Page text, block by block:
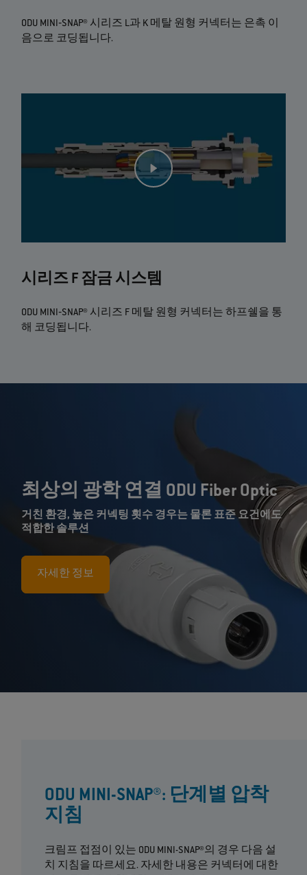
ODU MINI‐SNAP® 시리즈 L과 K 메탈 원형 커넥터는 은촉 이
음으로 코딩됩니다.
시리즈 F 잠금 시스템
ODU MINI‐SNAP® 시리즈 F 메탈 원형 커넥터는 하프쉘을 통
해 코딩됩니다.
최상의 광학 연결 ODU Fiber Optic
거친 환경, 높은 커넥팅 횟수 경우는 물론 표준 요건에도
적합한 솔루션
자세한 정보
ODU MINI-SNAP®: 단계별 압착
지침
크림프 접점이 있는 ODU MINI-SNAP®의 경우 다음 설
치 지침을 따르세요. 자세한 내용은 커넥터에 대한